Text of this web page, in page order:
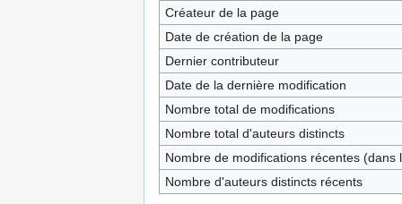
Créateur de la page
Date de création de la page
Dernier contributeur
Date de la dernière modification
Nombre total de modifications
Nombre total d'auteurs distincts
Nombre de modifications récentes (dans
Nombre d'auteurs distincts récents